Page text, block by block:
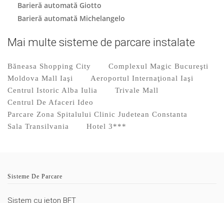
Barieră automată Giotto
Barieră automată Michelangelo
Mai multe sisteme de parcare instalate
Băneasa Shopping City
Complexul Magic Bucureşti
Moldova Mall Iaşi
Aeroportul Internaţional Iaşi
Centrul Istoric Alba Iulia
Trivale Mall
Centrul De Afaceri Ideo
Parcare Zona Spitalului Clinic Judetean Constanta
Sala Transilvania
Hotel 3***
Sisteme De Parcare
Sistem cu jeton BFT